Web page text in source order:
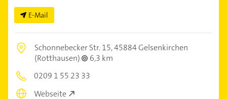
E-Mail
Schonnebecker Str. 15,45884 Gelsenkirchen
(Rotthausen)
6,3 km
0209 1 55 23 33
Webseite